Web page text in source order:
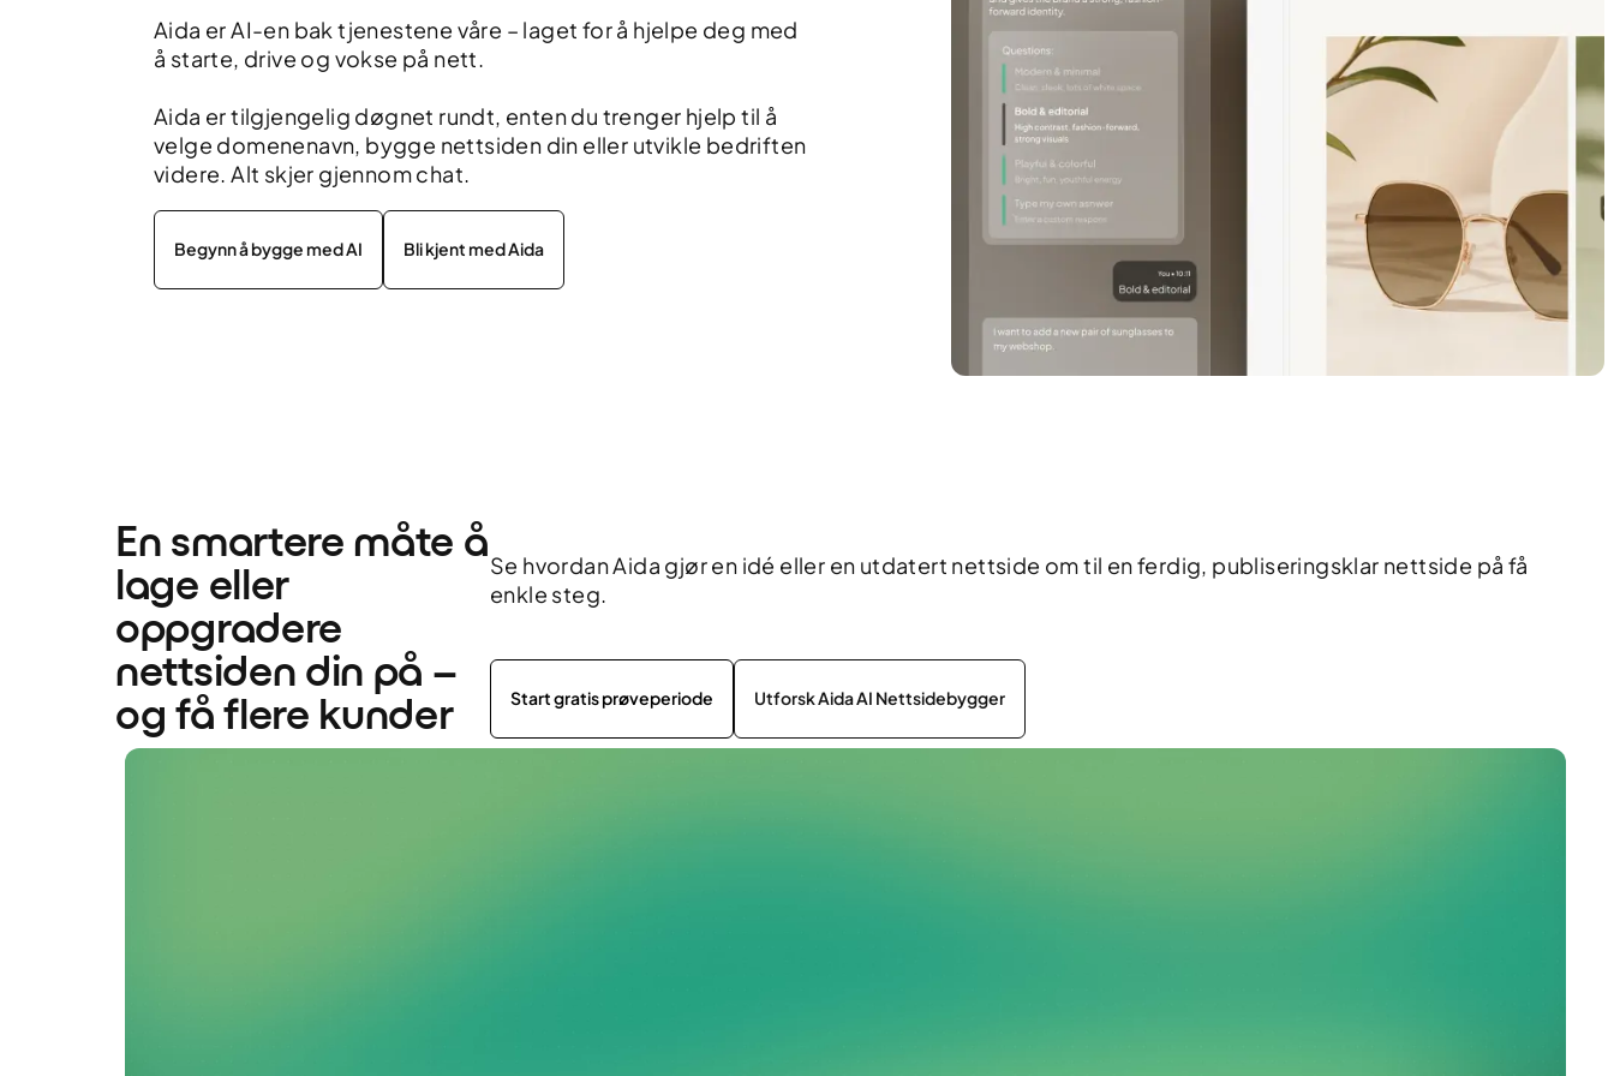
Aida er AI-en bak tjenestene våre – laget for å hjelpe deg med
å starte, drive og vokse på nett.
Aida er tilgjengelig døgnet rundt, enten du trenger hjelp til å
velge domenenavn, bygge nettsiden din eller utvikle bedriften
videre. Alt skjer gjennom chat.
Begynn å bygge med AI Bli kjent med Aida
En smartere måte å
lage eller
oppgradere
nettsiden din på –
og få flere kunder
Se hvordan Aida gjør en idé eller en utdatert nettside om til en ferdig, publiseringsklar nettside på få
enkle steg.
Start gratis prøveperiode Utforsk Aida AI Nettsidebygger